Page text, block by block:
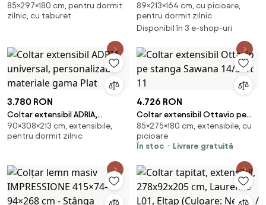
cu reglaj electric, 297x180x85
cm
85×297×180 cm, pentru dormit
zilnic, cu taburet
personalizabil, 213X164X89 cm
89×213×164 cm, cu picioare,
pentru dormit zilnic
Disponibil în 3 e-shop-uri
3.780 RON
Coltar extensibil ADRIA,
universal, personalizabil
materiale gama Plat
90×308×213 cm, extensibile,
pentru dormit zilnic
4.726 RON
Coltar extensibil Ottavio pe
stanga Sawana 14/Soft 11
85×275×180 cm, extensibile, cu
picioare
În stoc
Livrare gratuită